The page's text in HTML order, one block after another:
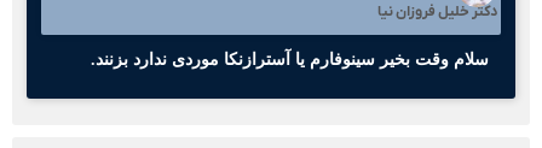
دکتر خلیل فروزان نیا
سلام وقت بخیر سینوفارم یا آسترازنکا موردی ندارد بزنند.